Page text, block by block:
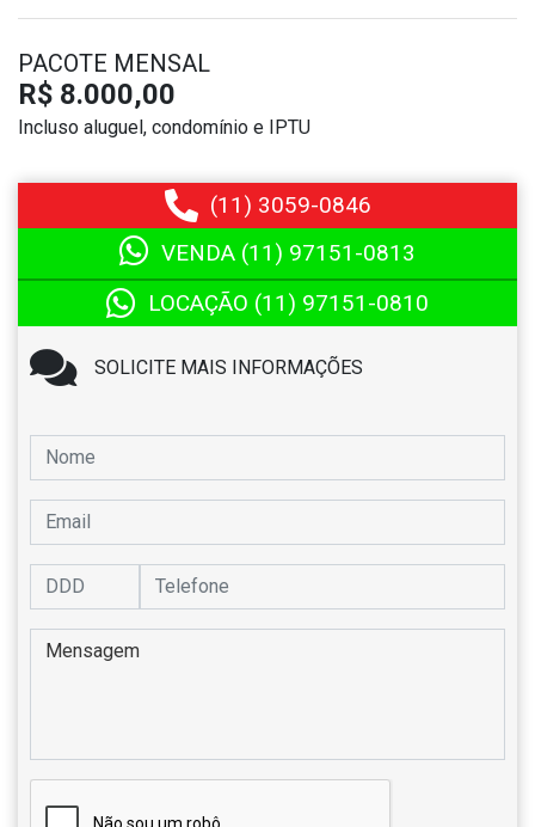
(11) 3059-0846
VENDA (11) 97151-0813
LOCAÇÃO (11) 97151-0810
SOLICITE MAIS INFORMAÇÕES
PACOTE MENSAL
R$ 8.000,00
Incluso aluguel, condomínio e IPTU